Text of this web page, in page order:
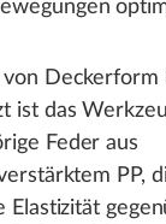
von Deckerform
ist das
Feder aus
PP,
Elastizität